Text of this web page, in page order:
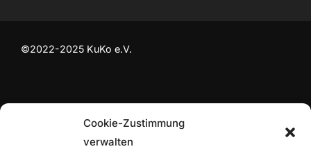
Cookie-Zustimmung
verwalten
©2022-2025 KuKo e.V.
Cookie-Richtlinie (EU)